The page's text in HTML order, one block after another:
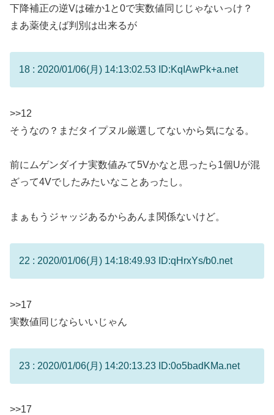
下降補正の逆Vは確か1と0で実数値同じじゃないっけ？
まあ薬使えば判別は出来るが
18 : 2020/01/06(月) 14:13:02.53 ID:KqIAwPk+a.net
>>12
そうなの？まだタイプヌル厳選してないから気になる。
前にムゲンダイナ実数値みて5Vかなと思ったら1個Uが混
ざって4Vでしたみたいなことあったし。
まぁもうジャッジあるからあんま関係ないけど。
22 : 2020/01/06(月) 14:18:49.93 ID:qHrxYs/b0.net
>>17
実数値同じならいいじゃん
23 : 2020/01/06(月) 14:20:13.23 ID:0o5badKMa.net
>>17